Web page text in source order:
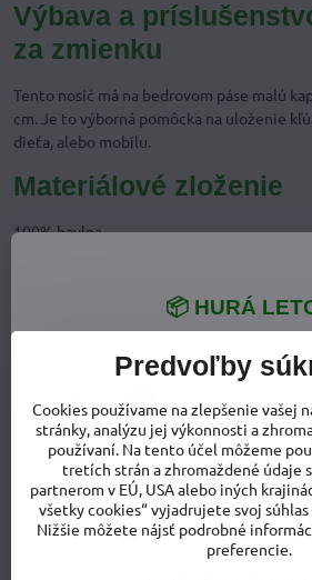
Výbava a
za zmienku
Tento nosič má na bedrovom páse malú
cm. Je to výborná pomôcka na uloženie
dieťa, alebo mobilu.
Materiálové zloženie
100% bavlna
Súčasťou je návod s umiestňovaním
nosič, aj ako správne dieťa vkladať do
Údržba
Nosič Tula je možné prať v práčke na
šetrnými pracími práškami. Je tiež možné
programom. Nebieliť. Nežehliť. Nečistiť
Predvoľby
Cookies používame na zlepšenie vašej
stránky, analýzu jej výkonnosti a
používaní. Na tento účel môžeme
tretích strán a zhromaždené údaje
partnerom v EÚ, USA alebo iných
všetky cookies“ vyjadrujete svoj
Nižšie môžete nájsť podrobné
preferencie.
📦 HURÁ